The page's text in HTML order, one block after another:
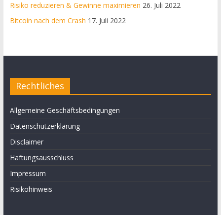
Risiko reduzieren & Gewinne maximieren 26. Juli 2022
Bitcoin nach dem Crash 17. Juli 2022
Rechtliches
Allgemeine Geschäftsbedingungen
Datenschutzerklärung
Disclaimer
Haftungsausschluss
Impressum
Risikohinweis